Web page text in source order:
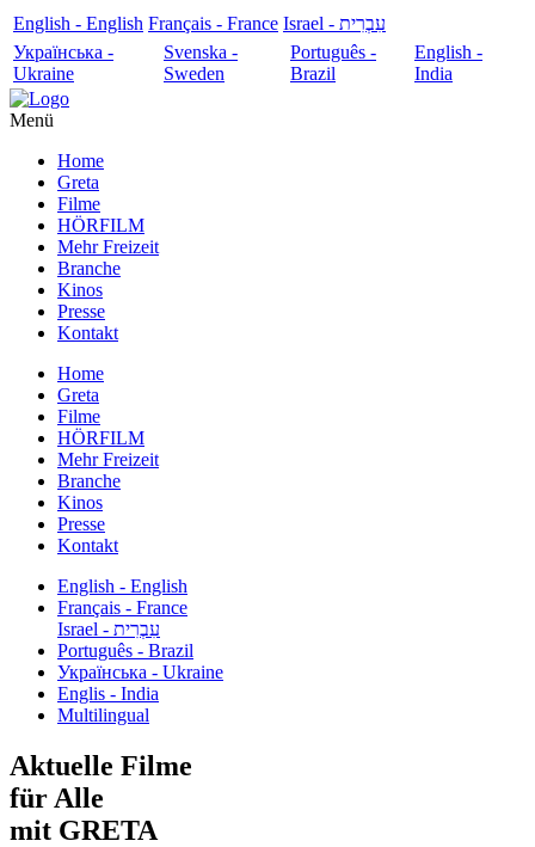
English - English Français - France
עִבְרִית - Israel
Українська -
Ukraine
Svenska -
Sweden
Português -
Brazil
English -
India
Menü
Home
Greta
Filme
HÖRFILM
Mehr Freizeit
Branche
Kinos
Presse
Kontakt
Home
Greta
Filme
HÖRFILM
Mehr Freizeit
Branche
Kinos
Presse
Kontakt
English - English
Français - France
עִבְרִית - Israel
Português - Brazil
Українська - Ukraine
Englis - India
Multilingual
Aktuelle Filme
für Alle
mit GRETA